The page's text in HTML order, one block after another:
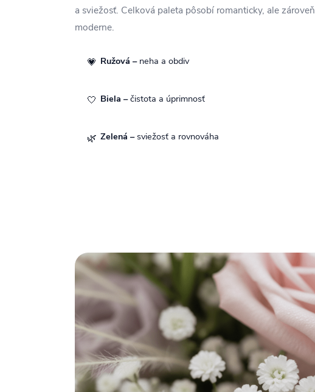
a sviežosť. Celková paleta pôsobí romanticky, ale zároveň
moderne.
💗 Ružová – neha a obdiv
🤍 Biela –čistota a úprimnosť
🌿 Zelená –sviežosť a rovnováha